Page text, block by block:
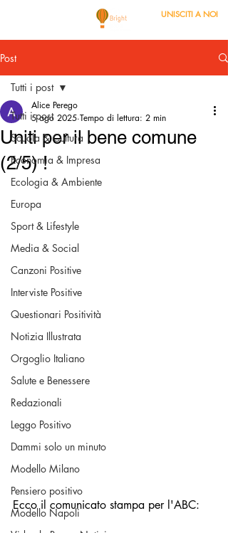
UNISCITI A NOI
Post
Tutti i post
Scuola & Cultura
Economia & Impresa
Ecologia & Ambiente
Europa
Sport & Lifestyle
Media & Social
Canzoni Positive
Interviste Positive
Questionari Positività
Notizia Illustrata
Orgoglio Italiano
Salute e Benessere
Redazionali
Leggo Positivo
Dammi solo un minuto
Modello Milano
Pensiero positivo
Modello Napoli
Tutti i post
Uniti per il bene comune
(2/5) !
Alice Perego
5 ago 2025 Tempo di lettura: 2 min
Ecco il comunicato stampa per l'ABC: